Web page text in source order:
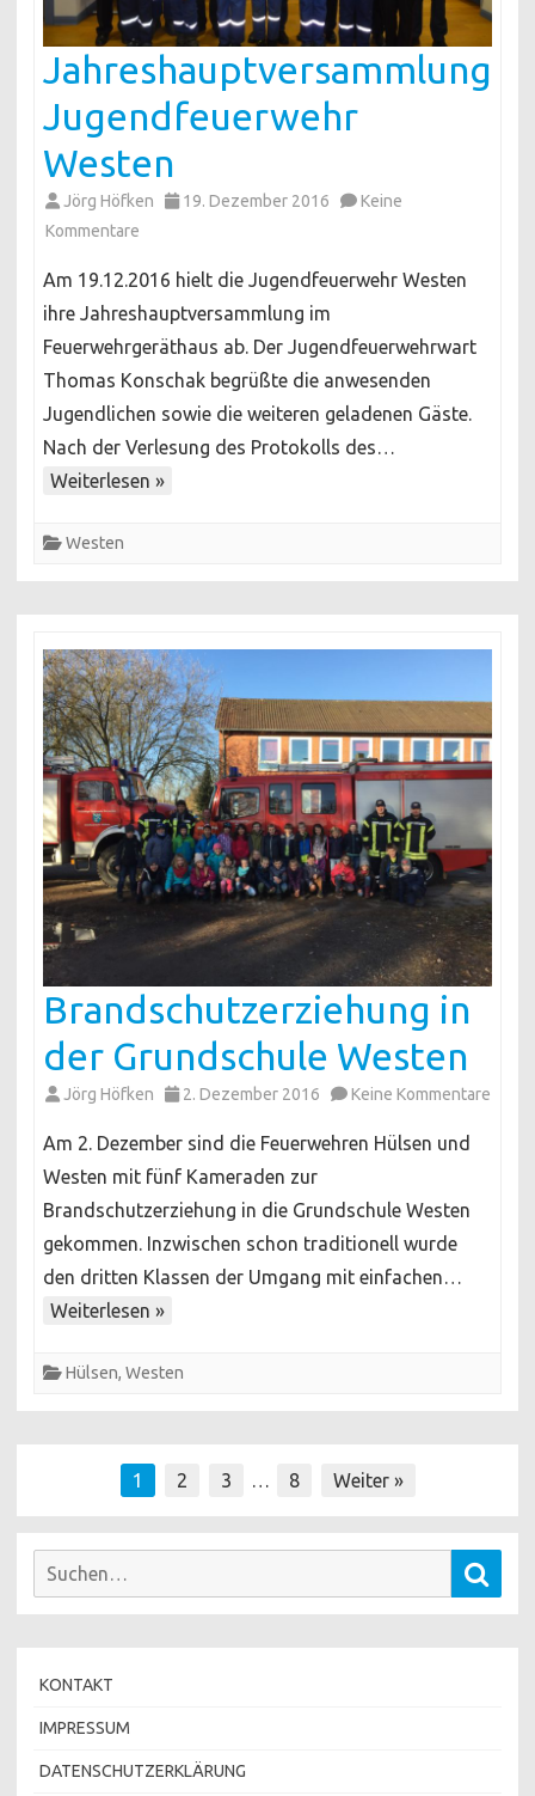
Jahreshauptversammlung
Jugendfeuerwehr
Westen
Jörg Höfken 19. Dezember 2016
Keine
Kommentare
Jugendfeuerwehr
Westen
Am 19.12.2016 hielt die Jugendfeuerwehr Westen
ihre Jahreshauptversammlung im
Feuerwehrgeräthaus ab. Der Jugendfeuerwehrwart
Thomas Konschak begrüßte die anwesenden
Jugendlichen sowie die weiteren geladenen Gäste.
Nach der Verlesung des Protokolls des…
Weiterlesen »
Westen
Brandschutzerziehung in
der Grundschule Westen
Jörg Höfken 2. Dezember 2016 Keine Kommentare
Am 2. Dezember sind die Feuerwehren Hülsen und
Westen mit fünf Kameraden zur
Brandschutzerziehung in die Grundschule Westen
gekommen. Inzwischen schon traditionell wurde
den dritten Klassen der Umgang mit einfachen…
Weiterlesen »
Hülsen, Westen
Seitennummerierung
Beiträge
1 2 3 … 8 Weiter »
Suchen
KONTAKT
IMPRESSUM
DATENSCHUTZERKLÄRUNG